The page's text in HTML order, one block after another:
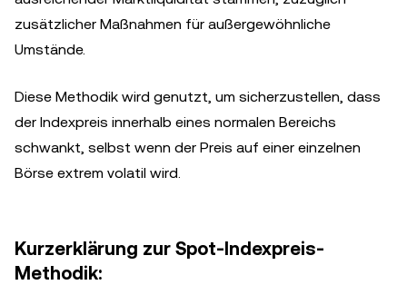
zusätzlicher Maßnahmen für außergewöhnliche
Umstände.
Diese Methodik wird genutzt, um sicherzustellen, dass
der Indexpreis innerhalb eines normalen Bereichs
schwankt, selbst wenn der Preis auf einer einzelnen
Börse extrem volatil wird.
Kurzerklärung zur Spot-Indexpreis-
Methodik: